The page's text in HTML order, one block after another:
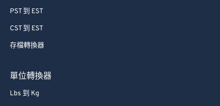
PST 到 EST
CST 到 EST
存檔轉換器
單位轉換器
Lbs 到 Kg